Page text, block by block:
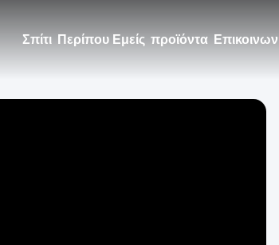
Σπίτι Περίπου Εμείς προϊόντα